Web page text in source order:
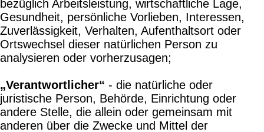
bezüglich Arbeitsleistung, wirtschaftliche Lage,
Gesundheit, persönliche Vorlieben, Interessen,
Zuverlässigkeit, Verhalten, Aufenthaltsort oder
Ortswechsel dieser natürlichen Person zu
analysieren oder vorherzusagen;
„Verantwortlicher“ - die natürliche oder
juristische Person, Behörde, Einrichtung oder
andere Stelle, die allein oder gemeinsam mit
anderen über die Zwecke und Mittel der